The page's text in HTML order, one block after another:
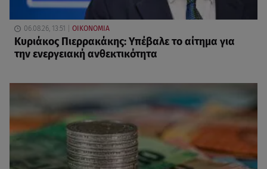
06.08.26, 13:51 ΟΙΚΟΝΟΜΙΑ
Κυριάκος Πιερρακάκης: Υπέβαλε το αίτημα για
την ενεργειακή ανθεκτικότητα